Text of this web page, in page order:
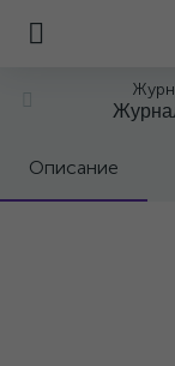
Описание